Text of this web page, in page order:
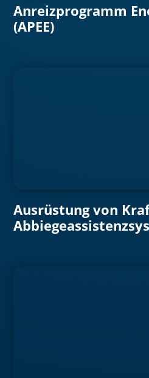
Anreizprogramm
(APEE)
Ausrüstung von